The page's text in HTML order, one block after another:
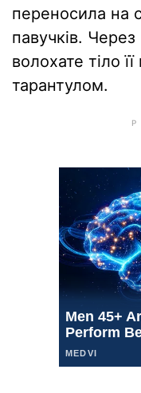
переносила на
павучків. Через
волохате тіло
тарантулом.